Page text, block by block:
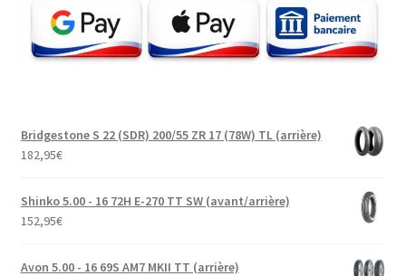
Bridgestone S 22 (SDR) 200/55 ZR 17 (78W) TL (arrière)
182,95€
Shinko 5.00 - 16 72H E-270 TT SW (avant/arrière)
152,95€
Avon 5.00 - 16 69S AM7 MKII TT (arrière)